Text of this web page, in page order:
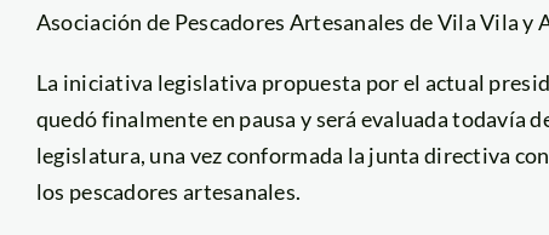
Asociación de Pescadores Artesanales de Vila Vila y
La iniciativa legislativa propuesta por el actual
quedó finalmente en pausa y será evaluada todavía
legislatura, una vez conformada la junta directiva
los pescadores artesanales.